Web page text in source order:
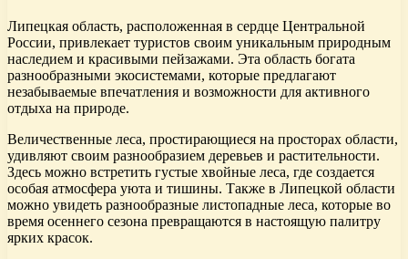
Липецкая область, расположенная в сердце Центральной
России, привлекает туристов своим уникальным природным
наследием и красивыми пейзажами. Эта область богата
разнообразными экосистемами, которые предлагают
незабываемые впечатления и возможности для активного
отдыха на природе.
Величественные леса, простирающиеся на просторах области,
удивляют своим разнообразием деревьев и растительности.
Здесь можно встретить густые хвойные леса, где создается
особая атмосфера уюта и тишины. Также в Липецкой области
можно увидеть разнообразные листопадные леса, которые во
время осеннего сезона превращаются в настоящую палитру
ярких красок.